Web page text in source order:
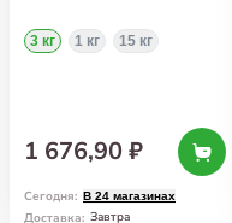
3 кг 1 кг 15 кг
1 676,90 ₽
Сегодня: В 24 магазинах
Доставка: Завтра